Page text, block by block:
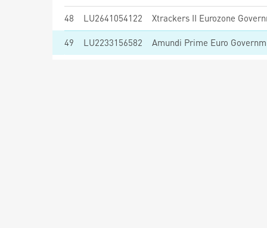
48 LU2641054122 Xtrackers II Eurozone
49 LU2233156582 Amundi Prime Euro